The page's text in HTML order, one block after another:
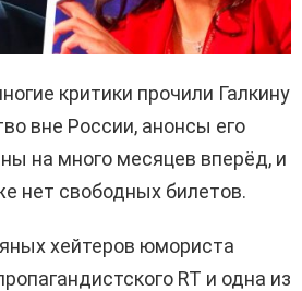
критики прочили Галкину
вне России, анонсы его
на много месяцев вперёд, и
нет свободных билетов.
хейтеров юмориста
RT и одна из